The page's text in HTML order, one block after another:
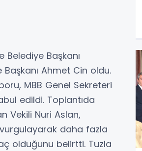
Belediye Başkanı
Başkanı Ahmet Cin oldu.
MBB Genel Sekreteri
edildi. Toplantıda
Vekili Nuri Aslan,
daha fazla
olduğunu belirtti. Tuzla